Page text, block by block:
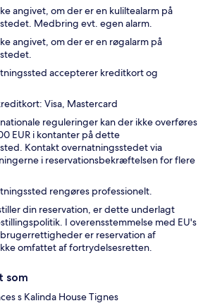
angivet, om der er en kuliltealarm på
Medbring evt. egen alarm.
angivet, om der er en røgalarm på
accepterer kreditkort og
Visa, Mastercard
reguleringer kan der ikke overføres
EUR i kontanter på dette
Kontakt overnatningsstedet via
i reservationsbekræftelsen for flere
rengøres professionelt.
din reservation, er dette underlagt
I overensstemmelse med EU's
er reservation af
omfattet af fortrydelsesretten.
som
s Kalinda House Tignes